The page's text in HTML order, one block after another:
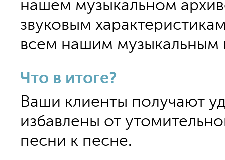
нашем музыкальном
звуковым
всем нашим музыкальным
Что в итоге?
Ваши клиенты получают
избавлены от
песни к песне.